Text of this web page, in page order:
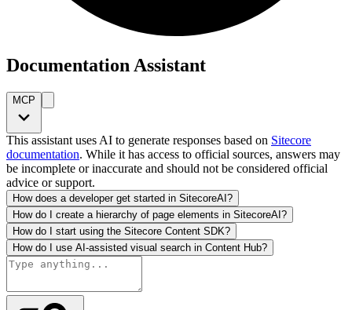
Documentation Assistant
MCP
This assistant uses AI to generate responses based on Sitecore
documentation. While it has access to official sources, answers may
be incomplete or inaccurate and should not be considered official
advice or support.
How does a developer get started in SitecoreAI?
How do I create a hierarchy of page elements in SitecoreAI?
How do I start using the Sitecore Content SDK?
How do I use AI-assisted visual search in Content Hub?